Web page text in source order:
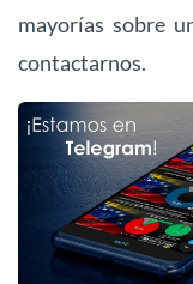
mayorías sobre
contactarnos.